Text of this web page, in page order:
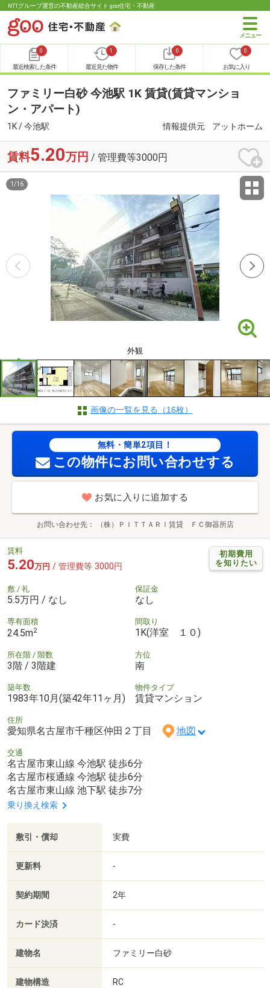
NTTグループ運営の不動産総合サイト goo住宅・不動産
0
最近検索した条件
1
最近見た物件
0
保存した条件
0
お気に入り
ファミリー白砂 今池駅 1K 賃貸(賃貸マンショ
ン・アパート)
1K / 今池駅 情報提供元 アットホーム
賃料5.20万円 / 管理費等3000円
外観
1 /16
画像の一覧を見る（16枚）
無料・簡単2項目！
この物件にお問い合わせする
お気に入りに追加する
お問い合わせ先 （株）ＰＩＴＴＡＲＩ賃貸 ＦＣ御器所店
初期費用
を知りたい
賃料
5.20万円 / 管理費等 3000円
敷 / 礼
5.5万円 / なし
保証金
なし
専有面積
24.5m2
間取り
1K(洋室 １０)
所在階 / 階数
3階 / 3階建
方位
南
築年数
1983年10月(築42年11ヶ月)
物件タイプ
賃貸マンション
住所
愛知県名古屋市千種区仲田２丁目 地図
交通
名古屋市東山線 今池駅 徒歩6分
名古屋市桜通線 今池駅 徒歩6分
名古屋市東山線 池下駅 徒歩7分
乗り換え検索
敷引・償却 実費
更新料 -
契約期間 2年
カード決済 -
建物名 ファミリー白砂
建物構造 RC